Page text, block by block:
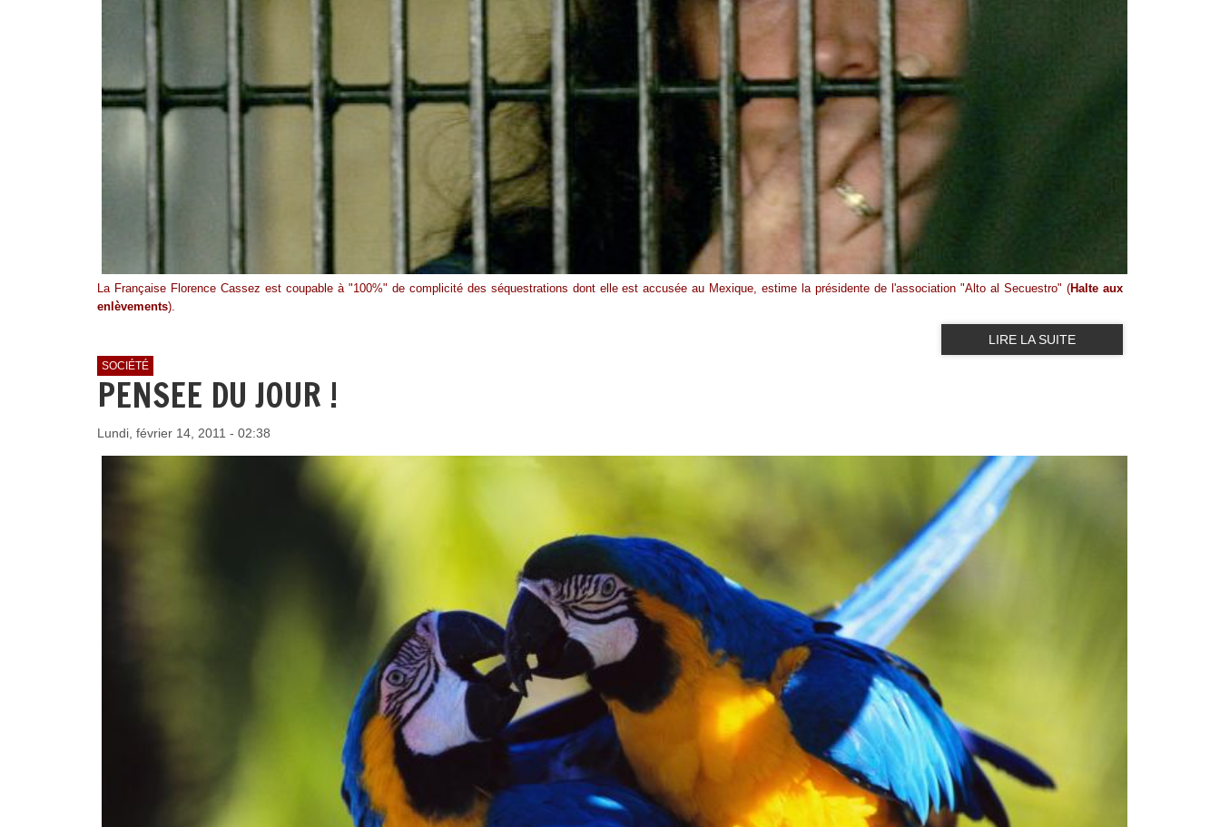
La Française Florence Cassez est coupable à "100%" de complicité des séquestrations dont elle est accusée au Mexique, estime la présidente de l'association "Alto al Secuestro" (Halte aux
enlèvements).
LIRE LA SUITE
SOCIÉTÉ
PENSEE DU JOUR !
Lundi, février 14, 2011 - 02:38